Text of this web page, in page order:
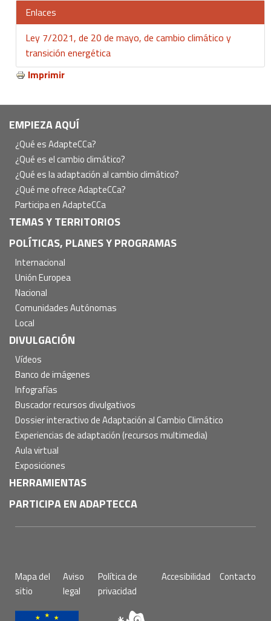
Enlaces
Ley 7/2021, de 20 de mayo, de cambio climático y
transición energética
Imprimir
Navegación
principal
EMPIEZA AQUÍ
¿Qué es AdapteCCa?
¿Qué es el cambio climático?
¿Qué es la adaptación al cambio climático?
¿Qué me ofrece AdapteCCa?
Participa en AdapteCCa
TEMAS Y TERRITORIOS
POLÍTICAS, PLANES Y PROGRAMAS
Internacional
Unión Europea
Nacional
Comunidades Autónomas
Local
DIVULGACIÓN
Vídeos
Banco de imágenes
Infografías
Buscador recursos divulgativos
Dossier interactivo de Adaptación al Cambio Climático
Experiencias de adaptación (recursos multimedia)
Aula virtual
Exposiciones
HERRAMIENTAS
PARTICIPA EN ADAPTECCA
de
página
Mapa del
sitio
Aviso
legal
Política de
privacidad
Accesibilidad Contacto